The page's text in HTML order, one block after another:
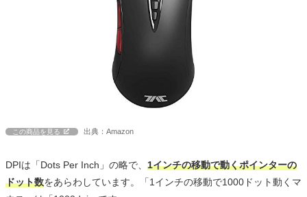
この商品を見る 出典：Amazon
DPIは「Dots Per Inch」の略で、 1インチの移動で動くポインターの
ドット数をあらわしています。「1インチの移動で1000ドット動くマ